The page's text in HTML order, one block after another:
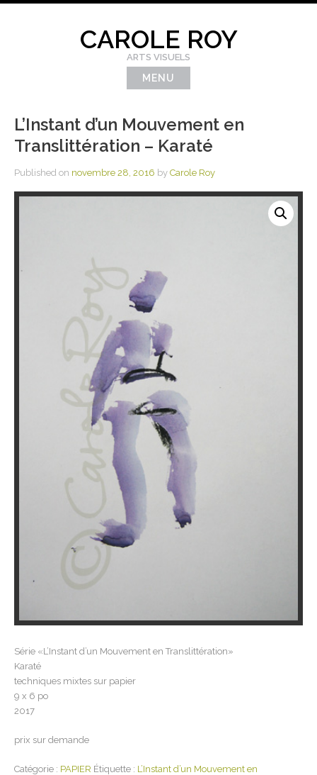
CAROLE ROY
ARTS VISUELS
MENU
L’Instant d’un Mouvement en
Translittération – Karaté
Published on novembre 28, 2016 by Carole Roy
Série «L’Instant d’un Mouvement en Translittération»
Karaté
techniques mixtes sur papier
9 x 6 po
2017
prix sur demande
Catégorie : PAPIER Étiquette : L’Instant d’un Mouvement en